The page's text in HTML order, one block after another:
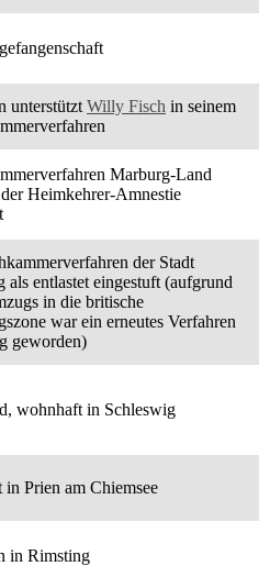
unterstützt Willy Fisch in seinem
Marburg-Land
Heimkehrer-Amnestie
der Stadt
als entlastet eingestuft (aufgrund
in die britische
war ein erneutes Verfahren
geworden)
wohnhaft in Schleswig
in Prien am Chiemsee
in Rimsting